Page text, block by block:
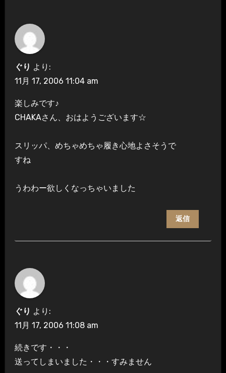
ぐり より:
11月 17, 2006 11:04 am
楽しみです♪
CHAKAさん、おはようございます☆
スリッパ、めちゃめちゃ履き心地よさそうで
すね
うわわー欲しくなっちゃいました
返信
ぐり より:
11月 17, 2006 11:08 am
続きです・・・
送ってしまいました・・・すみません